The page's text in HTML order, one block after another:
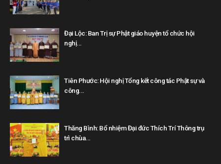
Đại Lộc: Ban Trị sự Phật giáo huyện tổ chức hội
nghị...
Tiên Phước: Hội nghị Tổng kết công tác Phật sự và
công...
Thăng Bình: Bổ nhiệm Đại đức Thích Trí Thông trụ
trì chùa...